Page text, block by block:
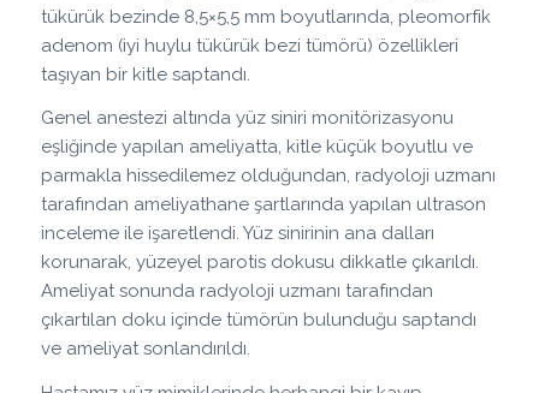
tükürük bezinde 8,5×5,5 mm boyutlarında, pleomorfik
adenom (iyi huylu tükürük bezi tümörü) özellikleri
taşıyan bir kitle saptandı.
Genel anestezi altında yüz siniri monitörizasyonu
eşliğinde yapılan ameliyatta, kitle küçük boyutlu ve
parmakla hissedilemez olduğundan, radyoloji uzmanı
tarafından ameliyathane şartlarında yapılan ultrason
inceleme ile işaretlendi. Yüz sinirinin ana dalları
korunarak, yüzeyel parotis dokusu dikkatle çıkarıldı.
Ameliyat sonunda radyoloji uzmanı tarafından
çıkartılan doku içinde tümörün bulunduğu saptandı
ve ameliyat sonlandırıldı.